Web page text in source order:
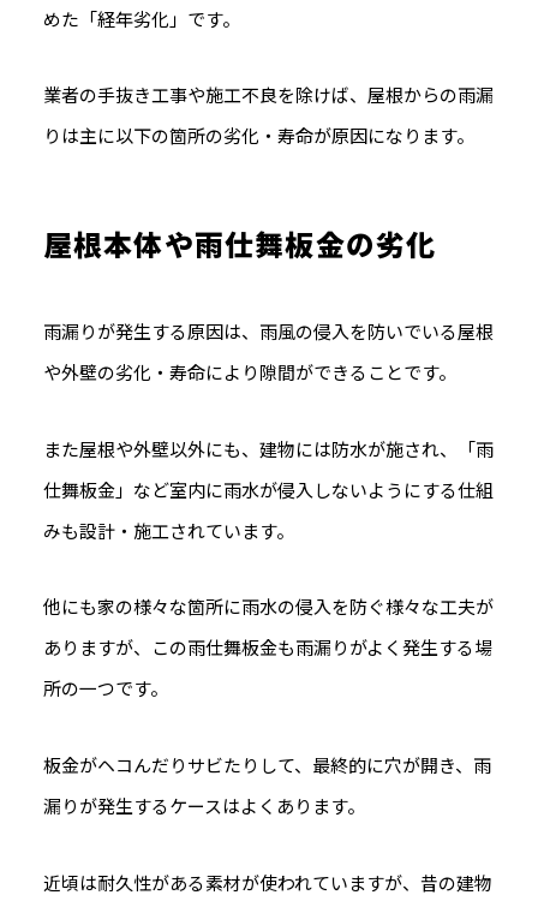
めた「経年劣化」です。
業者の手抜き工事や施工不良を除けば、屋根からの雨漏
りは主に以下の箇所の劣化・寿命が原因になります。
屋根本体や雨仕舞板金の劣化
雨漏りが発生する原因は、 雨風の侵入を防いでいる屋根
や外壁の劣化・寿命により隙間ができることです。
また屋根や外壁以外にも、建物には防水が施され、「雨
仕舞板金」など室内に雨水が侵入しないようにする仕組
みも設計・施工されています。
他にも家の様々な箇所に雨水の侵入を防ぐ様々な工夫が
ありますが、 この雨仕舞板金も雨漏りがよく発生する場
所の一つです。
板金がヘコんだりサビたりして、最終的に穴が開き、雨
漏りが発生するケースはよくあります。
近頃は耐久性がある素材が使われていますが、昔の建物